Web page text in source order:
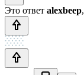
Это ответ alexbeep